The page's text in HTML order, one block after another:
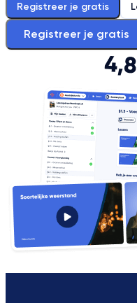
Registreer je gratis
Registreer je gratis